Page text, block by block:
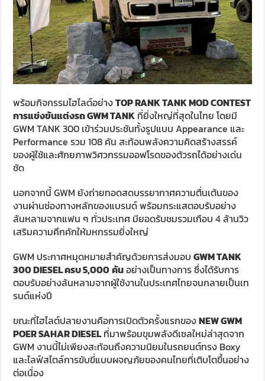
พร้อมกิจกรรมไฮไลต์อย่างTOP RANK TANK MOD CONTEST
การแข่งขันแต่งรถGWMTANK ที่ยิ่งใหญ่ที่สุดในไทย โดยมี
GWM TANK 300 เข้าร่วมประชันทั้งรูปแบบ Appearance และ
Performance รวม 108 คัน สะท้อนพลังความคิดสร้างสรรค์
ของผู้ใช้และศักยภาพวิศวกรรมออฟโรดของตัวรถได้อย่างเด่น
ชัด
นอกจากนี้ GWM ยังถ่ายทอดสดบรรยากาศความตื่นเต้นของ
งานผ่านช่องทางหลักของแบรนด์ พร้อมกระแสตอบรับอย่าง
ล้นหลามจากแฟน ๆ ทั่วประเทศ มียอดรับชมรวมเกือบ 4 ล้านวิว
เสริมความคึกคักให้มหกรรมยิ่งใหญ่
GWM ประกาศหมุดหมายสำคัญด้วยการส่งมอบGWM TANK
300 DIESELครบ5,000คันอย่างเป็นทางการ ซึ่งได้รับการ
ตอบรับอย่างล้นหลามจากผู้ใช้งานในประเทศไทยจนกลายเป็นเท
รนด์แห่งปี
ขณะที่ไฮไลต์ปลายงานคือการเปิดตัวครั้งแรกของNEW GWM
POER SAHAR DIESELที่มาพร้อมขุมพลังดีเซลใหม่ล่าสุดจาก
GWM งานนี้ไม่เพียงสะท้อนถึงความนิยมในรถยนต์ทรง Boxy
และไลฟ์สไตล์การขับขี่แบบผจญภัยของคนไทยที่เติบโตขึ้นอย่าง
ต่อเนื่อง